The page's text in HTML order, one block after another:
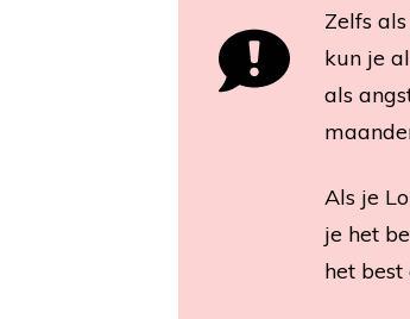
Zelfs
kun je
als
Als je
je het
het